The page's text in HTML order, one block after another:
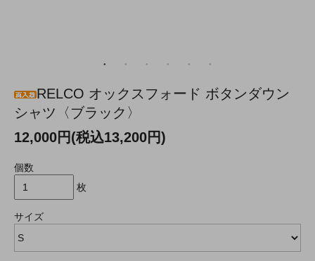
RELCO オックスフォード ボタンダウン
シャツ〈ブラック〉
12,000円(税込13,200円)
個数
枚
サイズ